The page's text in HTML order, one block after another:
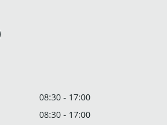
08:30 - 17:00
08:30 - 17:00